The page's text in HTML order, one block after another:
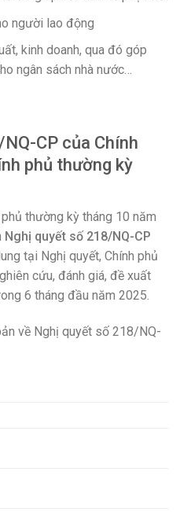
người lao động
kinh doanh, qua đó góp
ngân sách nhà nước…
CP của Chính
phủ thường kỳ
thường kỳ tháng 10 năm
Nghị quyết số 218/NQ-CP
tại Nghị quyết, Chính phủ
cứu, đánh giá, đề xuất
6 tháng đầu năm 2025.
về Nghị quyết số 218/NQ-